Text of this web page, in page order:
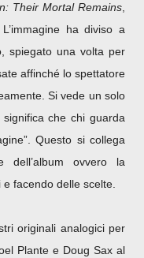
Their Mortal Remains,
ha diviso a
spiegato una volta per
affinché lo spettatore
Si vede un solo
che chi guarda
Questo si collega
dell’album ovvero la
facendo delle scelte.
originali analogici per
Plante e Doug Sax al